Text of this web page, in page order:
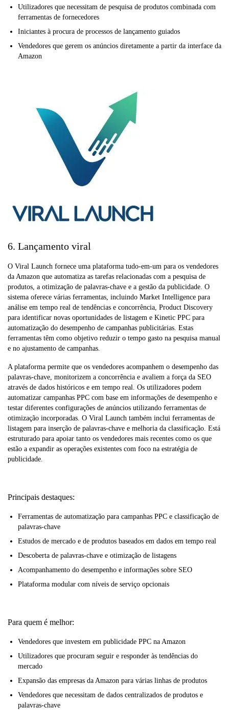
Utilizadores que necessitam de pesquisa de produtos combinada com
ferramentas de fornecedores
Iniciantes à procura de processos de lançamento guiados
Vendedores que gerem os anúncios diretamente a partir da interface da
Amazon
6. Lançamento viral
O Viral Launch fornece uma plataforma tudo-em-um para os vendedores
da Amazon que automatiza as tarefas relacionadas com a pesquisa de
produtos, a otimização de palavras-chave e a gestão da publicidade. O
sistema oferece várias ferramentas, incluindo Market Intelligence para
análise em tempo real de tendências e concorrência, Product Discovery
para identificar novas oportunidades de listagem e Kinetic PPC para
automatização do desempenho de campanhas publicitárias. Estas
ferramentas têm como objetivo reduzir o tempo gasto na pesquisa manual
e no ajustamento de campanhas.
A plataforma permite que os vendedores acompanhem o desempenho das
palavras-chave, monitorizem a concorrência e avaliem a força da SEO
através de dados históricos e em tempo real. Os utilizadores podem
automatizar campanhas PPC com base em informações de desempenho e
testar diferentes configurações de anúncios utilizando ferramentas de
otimização incorporadas. O Viral Launch também inclui ferramentas de
listagem para inserção de palavras-chave e melhoria da classificação. Está
estruturado para apoiar tanto os vendedores mais recentes como os que
estão a expandir as operações existentes com foco na estratégia de
publicidade.
Principais destaques:
Ferramentas de automatização para campanhas PPC e classificação de
palavras-chave
Estudos de mercado e de produtos baseados em dados em tempo real
Descoberta de palavras-chave e otimização de listagens
Acompanhamento do desempenho e informações sobre SEO
Plataforma modular com níveis de serviço opcionais
Para quem é melhor:
Vendedores que investem em publicidade PPC na Amazon
Utilizadores que procuram seguir e responder às tendências do
mercado
Expansão das empresas da Amazon para várias linhas de produtos
Vendedores que necessitam de dados centralizados de produtos e
palavras-chave